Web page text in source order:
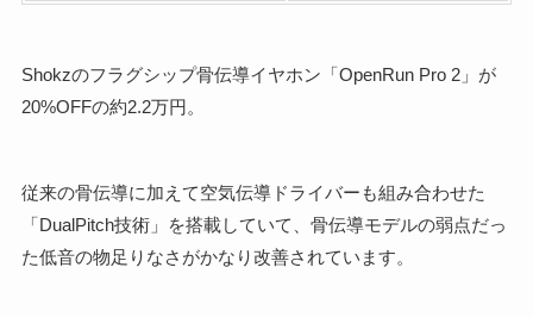
Shokzのフラグシップ骨伝導イヤホン「OpenRun Pro 2」が
20%OFFの約2.2万円。
従来の骨伝導に加えて空気伝導ドライバーも組み合わせた
「DualPitch技術」を搭載していて、骨伝導モデルの弱点だっ
た低音の物足りなさがかなり改善されています。